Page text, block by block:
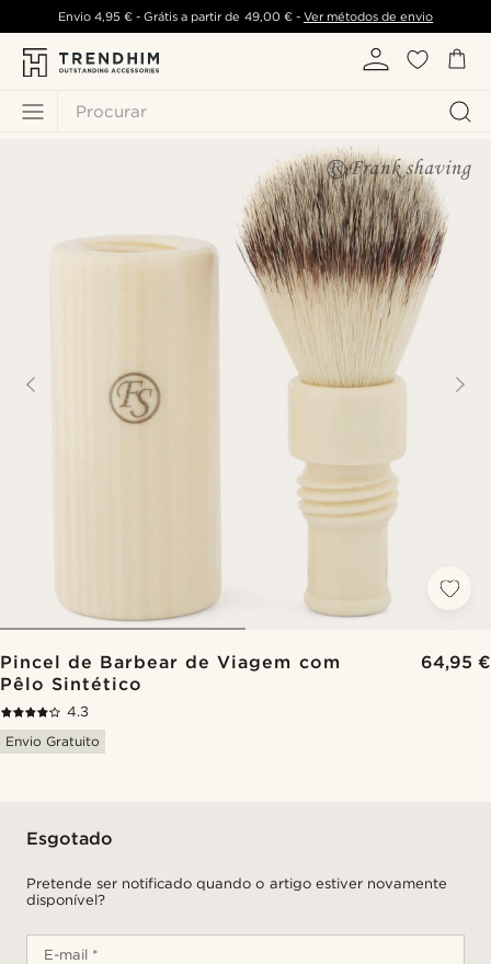
Procurar
Envio 4,95 €- Grátis a partir de 49,00 €- Ver métodos de envio
Pincel de Barbear de Viagem com
Pêlo Sintético
64,95 €
4.3
Envio Gratuito
Esgotado
Pretende ser notificado quando o artigo estiver novamente
disponível?
E-mail *